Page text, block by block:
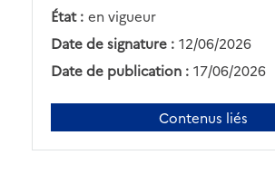
État : en vigueur
Date de signature : 12/06/2026
Date de publication : 17/06/2026
Contenus liés